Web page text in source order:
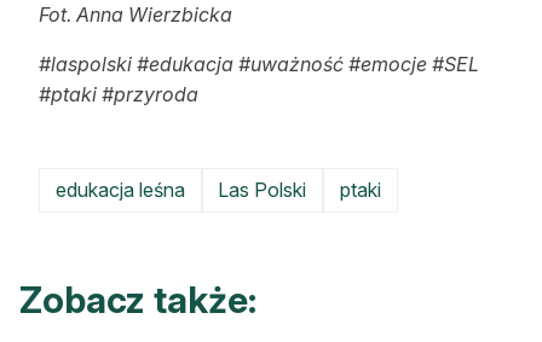
Fot. Anna Wierzbicka
#laspolski #edukacja #uważność #emocje #SEL
#ptaki #przyroda
edukacja leśna Las Polski ptaki
Zobacz także: